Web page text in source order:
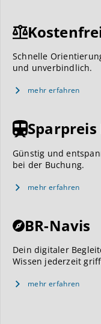
Schnelle
und unverbindlich.
mehr erfahren
Günstig und
bei der Buchung.
mehr erfahren
BR-Navis
Dein digitaler
Wissen jederzeit
mehr erfahren